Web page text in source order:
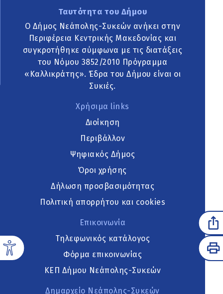
Ταυτότητα του Δήμου
Ο Δήμος Νεάπολης-Συκεών ανήκει στην
Περιφέρεια Κεντρικής Μακεδονίας και
συγκροτήθηκε σύμφωνα με τις διατάξεις
του Νόμου 3852/2010 Πρόγραμμα
«Καλλικράτης». Έδρα του Δήμου είναι οι
Συκιές.
Χρήσιμα links
Διοίκηση
Περιβάλλον
Ψηφιακός Δήμος
Όροι χρήσης
Δήλωση προσβασιμότητας
Πολιτική απορρήτου και cookies
Επικοινωνία
Τηλεφωνικός κατάλογος
Φόρμα επικοινωνίας
ΚΕΠ Δήμου Νεάπολης-Συκεών
Δημαρχείο Νεάπολης-Συκεών